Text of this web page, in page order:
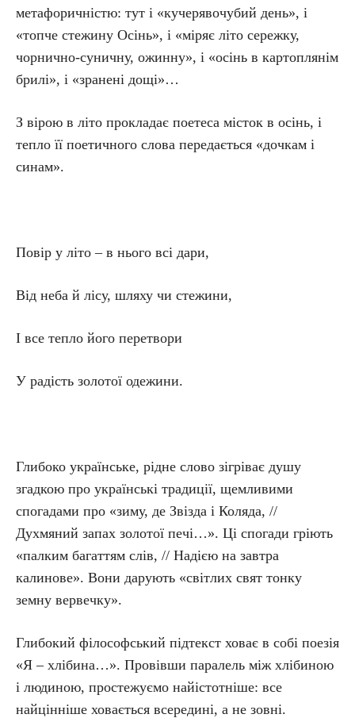
метафоричністю: тут і «кучерявочубий день», і
«топче стежину Осінь», і «міряє літо сережку,
чорнично-суничну, ожинну», і «осінь в картоплянім
брилі», і «зранені дощі»…
З вірою в літо прокладає поетеса місток в осінь, і
тепло її поетичного слова передається «дочкам і
синам».
Повір у літо – в нього всі дари,
Від неба й лісу, шляху чи стежини,
І все тепло його перетвори
У радість золотої одежини.
Глибоко українське, рідне слово зігріває душу
згадкою про українські традиції, щемливими
спогадами про «зиму, де Звізда і Коляда, //
Духмяний запах золотої печі…». Ці спогади гріють
«палким багаттям слів, // Надією на завтра
калинове». Вони дарують «світлих свят тонку
земну вервечку».
Глибокий філософський підтекст ховає в собі поезія
«Я – хлібина…». Провівши паралель між хлібиною
і людиною, простежуємо найістотніше: все
найцінніше ховається всередині, а не зовні.